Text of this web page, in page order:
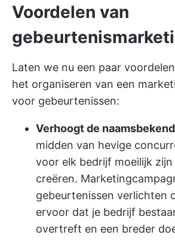
Voordelen van
Laten we nu een paar
het organiseren van een
voor gebeurtenissen:
Verhoogt de
midden van hevige
voor elk bedrijf moeilijk
creëren.
gebeurtenissen verlichten
ervoor dat je bedrijf
overtreft en een breder